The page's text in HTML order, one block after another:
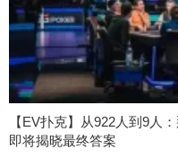
【EV扑克】从922人到9人
即将揭晓最终答案